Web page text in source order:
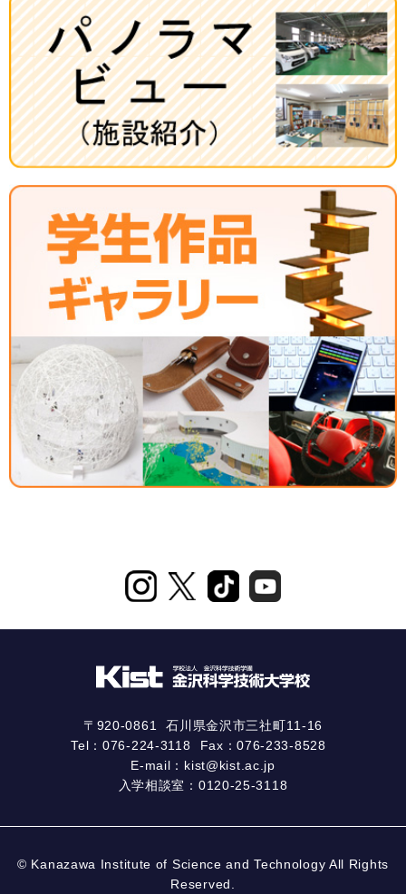
〒920-0861
石川県金沢市三社町11-16
Tel：076-224-3118
Fax：076-233-8528
E-mail： kist@kist.ac.jp
入学相談室： 0120-25-3118
© Kanazawa Institute of Science and Technology All Rights
Reserved.